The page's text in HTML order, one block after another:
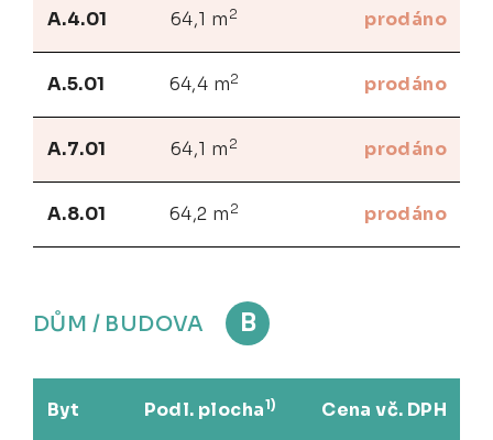
A.4.01 64,1 m 2 prodáno
A.5.01 64,4 m2 prodáno
A.7.01 64,1 m 2 prodáno
A.8.01 64,2 m 2 prodáno
DŮM / BUDOVA B
Byt Podl. plocha1) Cena vč. DPH